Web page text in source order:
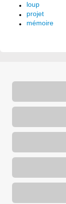
loup
projet
mémoire